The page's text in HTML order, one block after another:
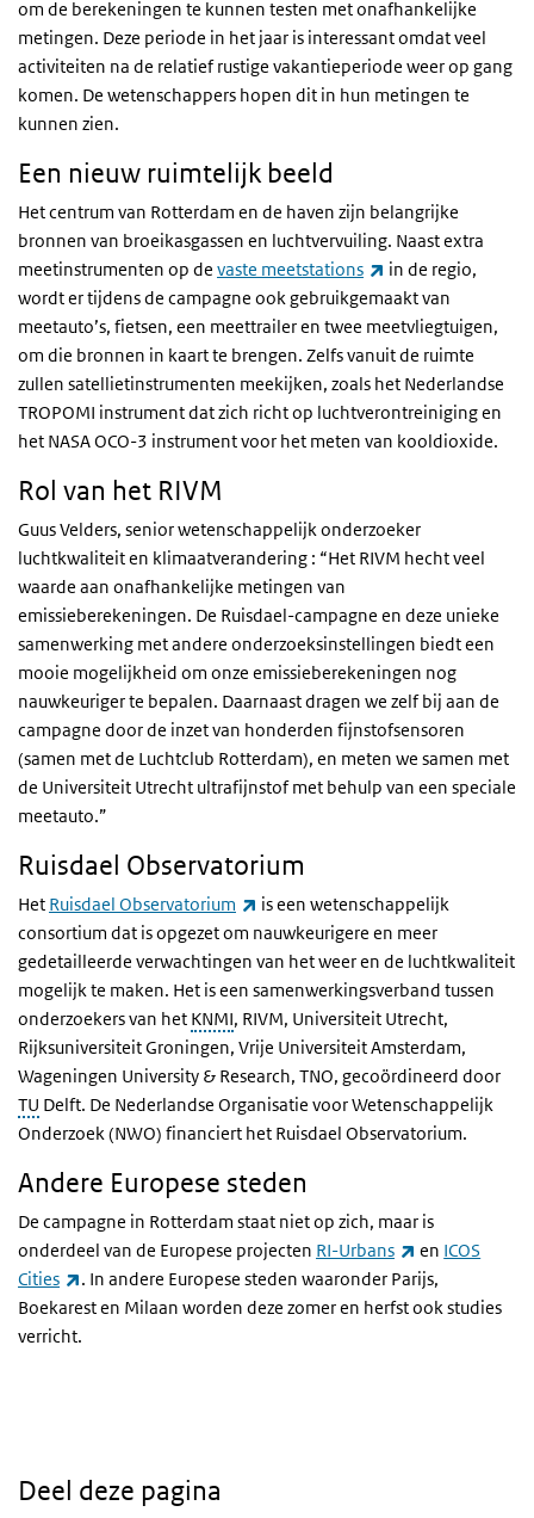
om de berekeningen te kunnen testen met onafhankelijke
metingen. Deze periode in het jaar is interessant omdat veel
activiteiten na de relatief rustige vakantieperiode weer op gang
komen. De wetenschappers hopen dit in hun metingen te
kunnen zien.
Een nieuw ruimtelijk beeld
Het centrum van Rotterdam en de haven zijn belangrijke
bronnen van broeikasgassen en luchtvervuiling. Naast extra
meetinstrumenten op de vaste meetstations (externe link)
in de regio,
wordt er tijdens de campagne ook gebruikgemaakt van
meetauto’s, fietsen, een meettrailer en twee meetvliegtuigen,
om die bronnen in kaart te brengen. Zelfs vanuit de ruimte
zullen satellietinstrumenten meekijken, zoals het Nederlandse
TROPOMI instrument dat zich richt op luchtverontreiniging en
het NASA OCO-3 instrument voor het meten van kooldioxide.
Rol van het RIVM
Guus Velders, senior wetenschappelijk onderzoeker
luchtkwaliteit en klimaatverandering : “Het RIVM hecht veel
waarde aan onafhankelijke metingen van
emissieberekeningen. De Ruisdael-campagne en deze unieke
samenwerking met andere onderzoeksinstellingen biedt een
mooie mogelijkheid om onze emissieberekeningen nog
nauwkeuriger te bepalen. Daarnaast dragen we zelf bij aan de
campagne door de inzet van honderden fijnstofsensoren
(samen met de Luchtclub Rotterdam), en meten we samen met
de Universiteit Utrecht ultrafijnstof met behulp van een speciale
meetauto.”
Ruisdael Observatorium
Het Ruisdael Observatorium (externe link)
is een wetenschappelijk
consortium dat is opgezet om nauwkeurigere en meer
gedetailleerde verwachtingen van het weer en de luchtkwaliteit
mogelijk te maken. Het is een samenwerkingsverband tussen
onderzoekers van het KNMI, RIVM, Universiteit Utrecht,
Rijksuniversiteit Groningen, Vrije Universiteit Amsterdam,
Wageningen University & Research, TNO, gecoördineerd door
TU Delft. De Nederlandse Organisatie voor Wetenschappelijk
Onderzoek (NWO) financiert het Ruisdael Observatorium.
Andere Europese steden
De campagne in Rotterdam staat niet op zich, maar is
onderdeel van de Europese projecten RI-Urbans (externe link)
en ICOS
Cities
(externe link)
. In andere Europese steden waaronder Parijs,
Boekarest en Milaan worden deze zomer en herfst ook studies
verricht.
Deel deze pagina